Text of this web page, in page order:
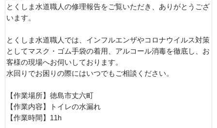
とくしま水道職人の修理報告をご覧いただき、ありがとうござ
います。
とくしま水道職人では、インフルエンザやコロナウイルス対策
としてマスク・ゴム手袋の着用、アルコール消毒を徹底し、お
客様の現場へお伺いしております。
水回りでお困りの際にはいつでもご相談ください。
【作業場所】徳島市丈六町
【作業内容】トイレの水漏れ
【作業時間】11h